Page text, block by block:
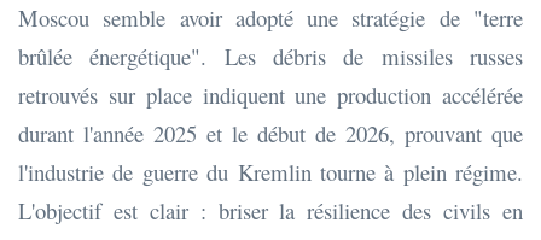
Moscou semble avoir adopté une stratégie de "terre
brûlée énergétique". Les débris de missiles russes
retrouvés sur place indiquent une production accélérée
durant l'année 2025 et le début de 2026, prouvant que
l'industrie de guerre du Kremlin tourne à plein régime.
L'objectif est clair : briser la résilience des civils en